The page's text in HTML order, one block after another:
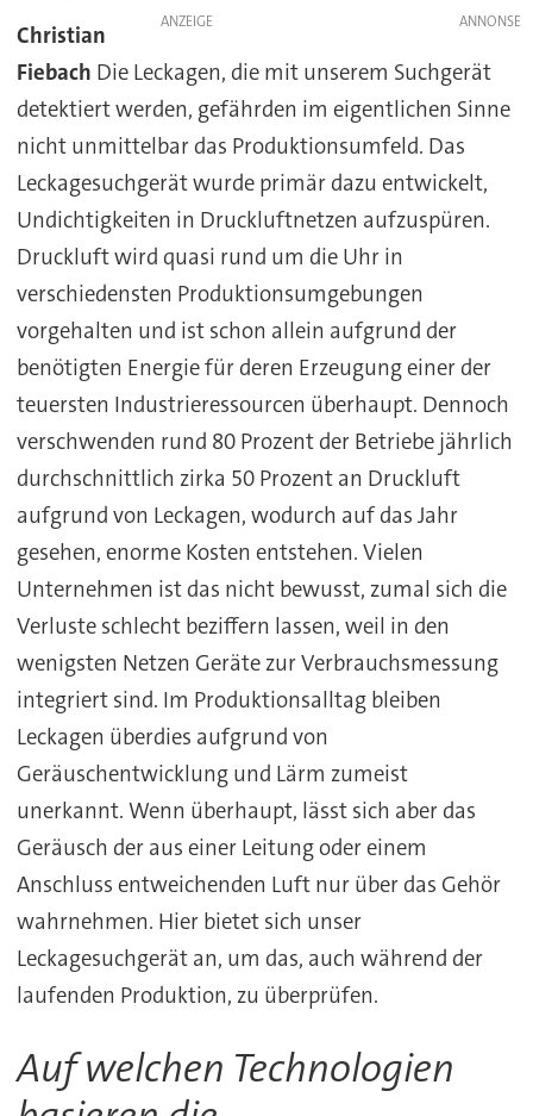
ANZEIGE
Christian
Fiebach Die Leckagen, die mit unserem Suchgerät
detektiert werden, gefährden im eigentlichen Sinne
nicht unmittelbar das Produktionsumfeld. Das
Leckagesuchgerät wurde primär dazu entwickelt,
Undichtigkeiten in Druckluftnetzen aufzuspüren.
Druckluft wird quasi rund um die Uhr in
verschiedensten Produktionsumgebungen
vorgehalten und ist schon allein aufgrund der
benötigten Energie für deren Erzeugung einer der
teuersten Industrieressourcen überhaupt. Dennoch
verschwenden rund 80 Prozent der Betriebe jährlich
durchschnittlich zirka 50 Prozent an Druckluft
aufgrund von Leckagen, wodurch auf das Jahr
gesehen, enorme Kosten entstehen. Vielen
Unternehmen ist das nicht bewusst, zumal sich die
Verluste schlecht beziffern lassen, weil in den
wenigsten Netzen Geräte zur Verbrauchsmessung
integriert sind. Im Produktionsalltag bleiben
Leckagen überdies aufgrund von
Geräuschentwicklung und Lärm zumeist
unerkannt. Wenn überhaupt, lässt sich aber das
Geräusch der aus einer Leitung oder einem
Anschluss entweichenden Luft nur über das Gehör
wahrnehmen. Hier bietet sich unser
Leckagesuchgerät an, um das, auch während der
laufenden Produktion, zu überprüfen.
Auf welchen Technologien